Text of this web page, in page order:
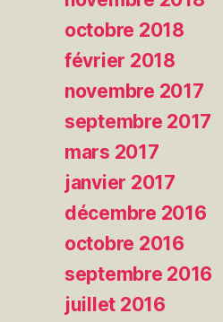
octobre 2018
février 2018
novembre 2017
septembre 2017
mars 2017
janvier 2017
décembre 2016
octobre 2016
septembre 2016
juillet 2016